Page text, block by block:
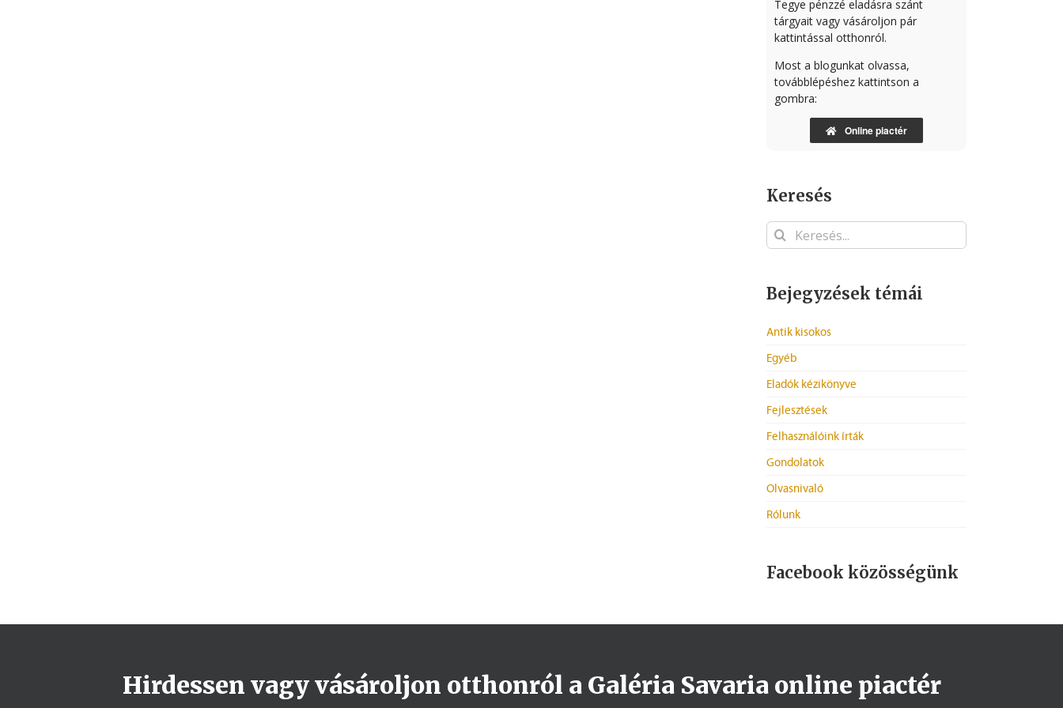
Tegye pénzzé eladásra szánt
tárgyait vagy vásároljon pár
kattintással otthonról.
Most a blogunkat olvassa,
továbblépéshez kattintson a
gombra:
Online piactér
Keresés
Keresés...
Bejegyzések témái
Antik kisokos
Egyéb
Eladók kézikönyve
Fejlesztések
Felhasználóink írták
Gondolatok
Olvasnivaló
Rólunk
Facebook közösségünk
Hirdessen vagy vásároljon otthonról a Galéria Savaria online piactér